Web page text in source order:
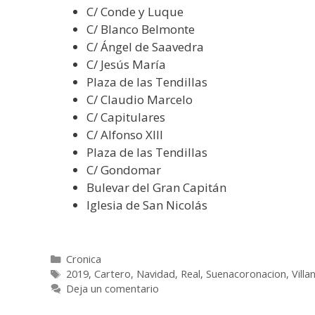
C/ Conde y Luque
C/ Blanco Belmonte
C/ Ángel de Saavedra
C/ Jesús María
Plaza de las Tendillas
C/ Claudio Marcelo
C/ Capitulares
C/ Alfonso XIII
Plaza de las Tendillas
C/ Gondomar
Bulevar del Gran Capitán
Iglesia de San Nicolás
Cronica
2019, Cartero, Navidad, Real, Suenacoronacion,
Deja un comentario